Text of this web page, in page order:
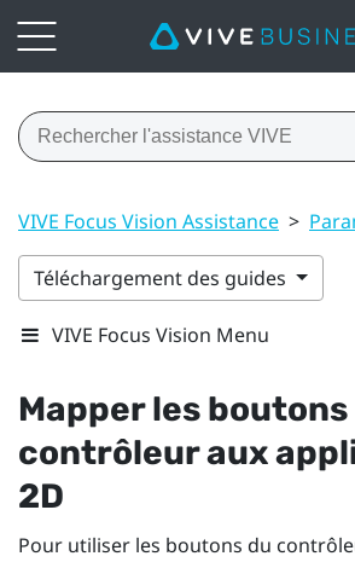
VIVE Focus Vision Assistance >
Téléchargement des guides
VIVE Focus Vision Menu
Mapper les boutons
contrôleur aux
2D
Pour utiliser les boutons du